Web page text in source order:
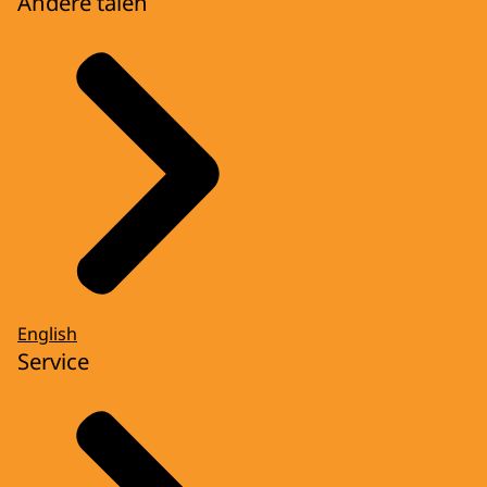
English
Service